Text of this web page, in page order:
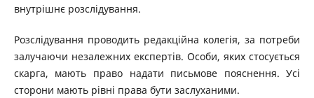
внутрішнє розслідування.
Розслідування проводить редакційна колегія, за потреби
залучаючи незалежних експертів. Особи, яких стосується
скарга, мають право надати письмове пояснення. Усі
сторони мають рівні права бути заслуханими.